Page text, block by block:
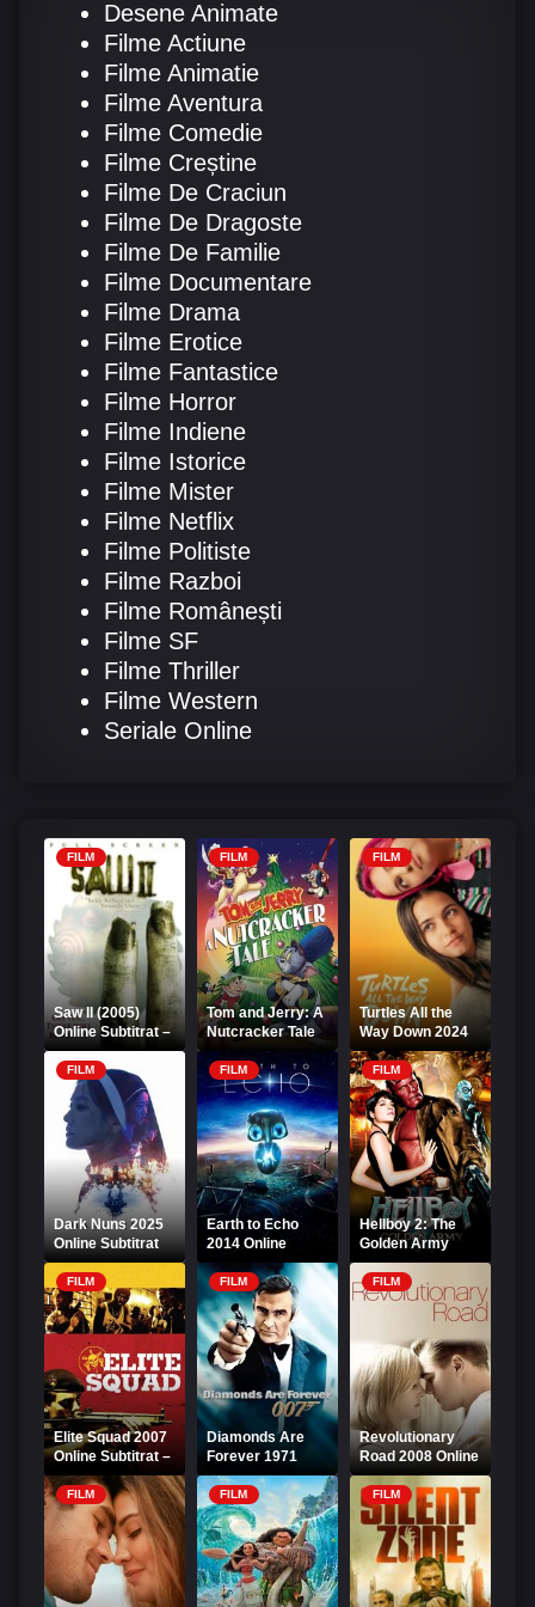
Filme Online 2014
Filme Online 2012
Filme Online 2010
DMCA
SERIALE ONLINE
TERMENI ȘI CONDIȚII
CONTACT
Desene Animate
Filme Actiune
Filme Animatie
Filme Aventura
Filme Comedie
Filme Creștine
Filme De Craciun
Filme De Dragoste
Filme De Familie
Filme Documentare
Filme Drama
Filme Erotice
Filme Fantastice
Filme Horror
Filme Indiene
Filme Istorice
Filme Mister
Filme Netflix
Filme Politiste
Filme Razboi
Filme Românești
Filme SF
Filme Thriller
Filme Western
Seriale Online
FILM
Saw II (2005)
Online Subtitrat –
Puzzle mortal 2
FILM
Tom and Jerry: A
Nutcracker Tale
2007 Online
Subtitrat
FILM
Turtles All the
Way Down 2024
Online Subtitrat
FILM
Dark Nuns 2025
Online Subtitrat
FILM
Earth to Echo
2014 Online
Subtitrat
FILM
Hellboy 2: The
Golden Army
Online Subtitrat
FILM
Elite Squad 2007
Online Subtitrat –
Trupa de elită
FILM
Diamonds Are
Forever 1971
Online Subtitrat
FILM
Revolutionary
Road 2008 Online
Subtitrat
FILM FILM FILM